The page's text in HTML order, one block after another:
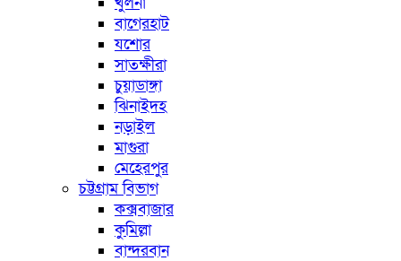
বাগেরহাট
যশোর
সাতক্ষীরা
চুয়াডাঙ্গা
ঝিনাইদহ
নড়াইল
মাগুরা
মেহেরপুর
চট্টগ্রাম বিভাগ
কক্সবাজার
কুমিল্লা
বান্দরবান